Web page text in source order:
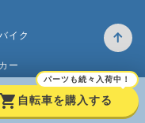
shopping_cart
パーツも続々入荷中！
自転車を購入する
イク
ー